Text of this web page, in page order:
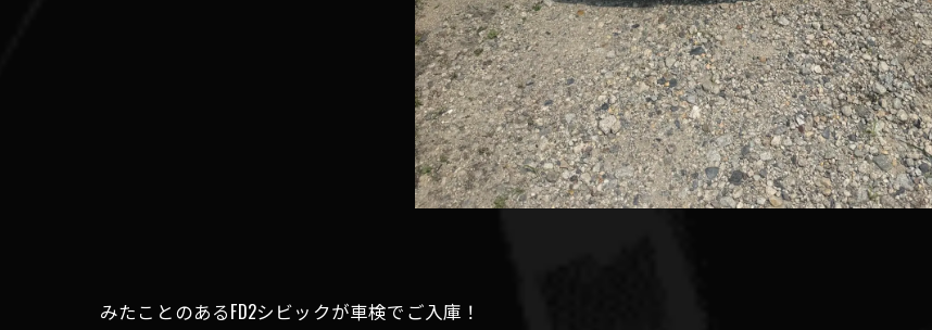
みたことのあるFD2シビックが車検でご入庫！